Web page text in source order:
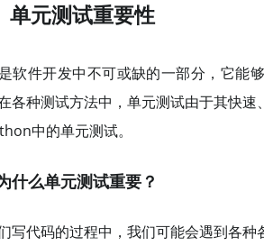
单元测试重要性
软件开发中不可或缺的一部分，它能
各种测试方法中，单元测试由于其快
中的单元测试。
什么单元测试重要？
写代码的过程中，我们可能会遇到各